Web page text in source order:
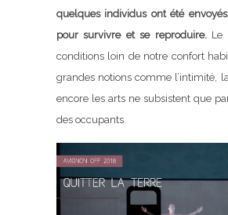
quelques individus ont été envoyés
pour survivre et se reproduire.Le
conditions loin de notre confort
grandes notions comme l’intimité,
encore les arts ne subsistent que
des occupants.